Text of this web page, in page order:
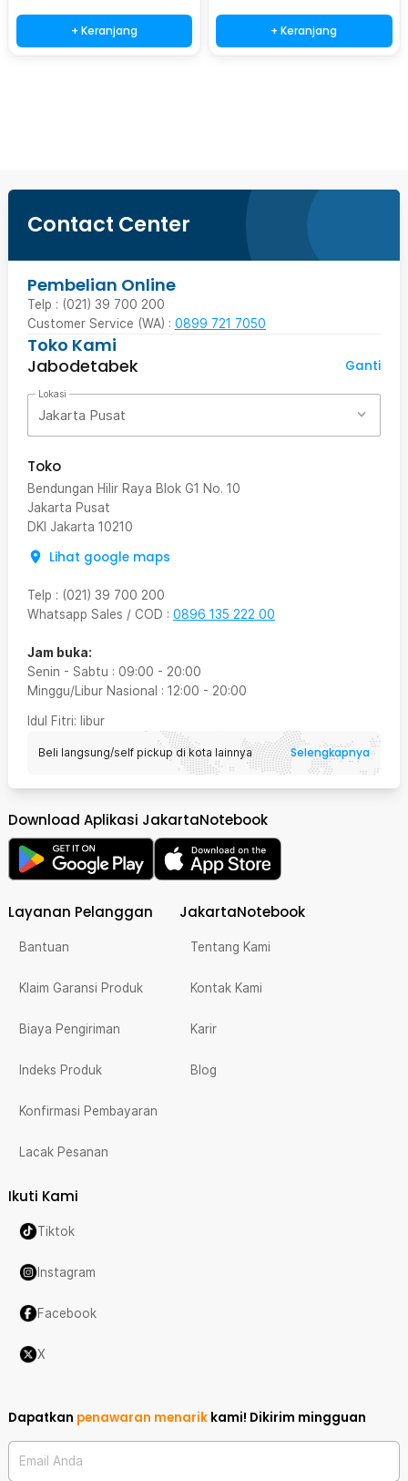
+ Keranjang + Keranjang
Contact Center
Pembelian Online
Telp : (021) 39 700 200
Customer Service (WA) : 0899 721 7050
Toko Kami
Jabodetabek
Ganti
Lokasi
Jakarta Pusat
Toko
Bendungan Hilir Raya Blok G1 No. 10
Jakarta Pusat
DKI Jakarta 10210
Lihat google maps
Telp : (021) 39 700 200
Whatsapp Sales / COD : 0896 135 222 00
Jam buka:
Senin - Sabtu : 09:00 - 20:00
Minggu/Libur Nasional : 12:00 - 20:00
Idul Fitri: libur
Beli langsung/self pickup di kota lainnya Selengkapnya
Download Aplikasi JakartaNotebook
Layanan Pelanggan
Bantuan
Klaim Garansi Produk
Biaya Pengiriman
Indeks Produk
Konfirmasi Pembayaran
Lacak Pesanan
JakartaNotebook
Tentang Kami
Kontak Kami
Karir
Blog
Ikuti Kami
Tiktok
Instagram
Facebook
X
Dapatkan penawaran menarik kami! Dikirim mingguan
Email Anda